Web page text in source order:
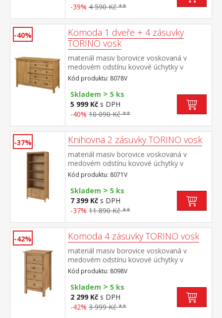
-39% 4 590 Kč **
-40%
Komoda 1 dveře + 4 zásuvky
TORINO vosk
materiál masiv borovice voskovaná v
medovém odstínu kovové úchytky v
barevném provedení černěná mosaz 1
dvířka a 4 zásuvky s kovovými pojezdy
Kód produktu: 8078V
Skladem > 5 ks
5 999 Kč s DPH
-40% 10 090 Kč **
-37% Knihovna 2 zásuvky TORINO vosk
materiál masiv borovice voskovaná v
medovém odstínu kovové úchytky v
barevném provedení černěná mosaz tři
police, dvě zásuvky s kovovými pojezdy
Kód produktu: 8071V
Skladem > 5 ks
7 399 Kč s DPH
-37% 11 890 Kč **
-42% Komoda 4 zásuvky TORINO vosk
materiál masiv borovice voskovaná v
medovém odstínu kovové úchytky v
barevném provedení černěná mosaz 4
zásuvky s kovovými pojezdy
Kód produktu: 8098V
Skladem > 5 ks
2 299 Kč s DPH
-42% 3 999 Kč **